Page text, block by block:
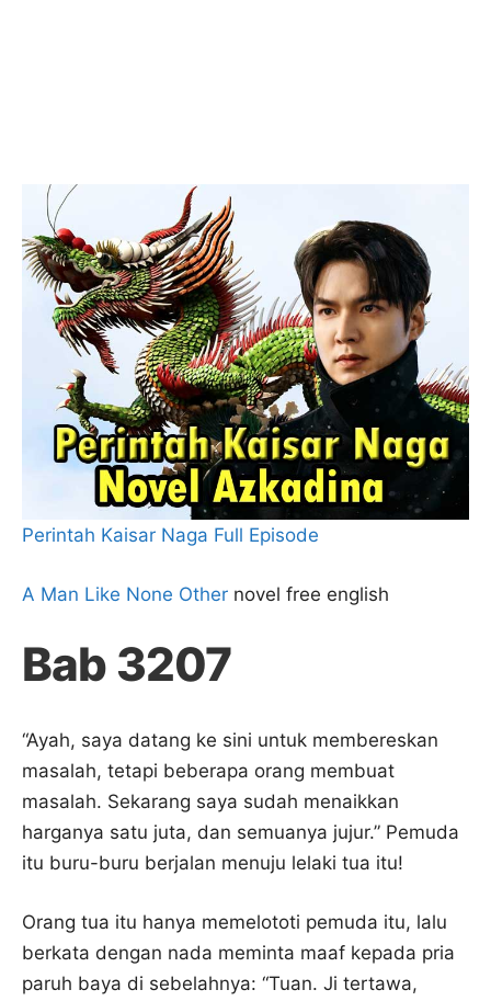
Perintah Kaisar Naga Full Episode
A Man Like None Other novel free english
Bab 3207
“Ayah, saya datang ke sini untuk membereskan
masalah, tetapi beberapa orang membuat
masalah. Sekarang saya sudah menaikkan
harganya satu juta, dan semuanya jujur.” Pemuda
itu buru-buru berjalan menuju lelaki tua itu!
Orang tua itu hanya memelototi pemuda itu, lalu
berkata dengan nada meminta maaf kepada pria
paruh baya di sebelahnya: “Tuan. Ji tertawa,